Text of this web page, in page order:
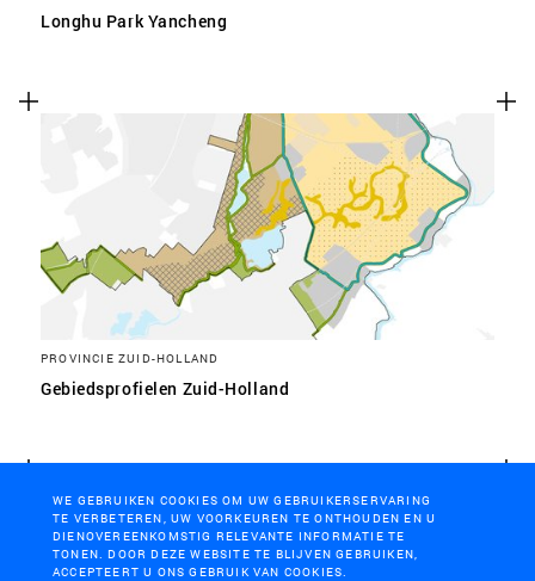
Longhu Park Yancheng
PROVINCIE ZUID-HOLLAND
Gebiedsprofielen Zuid-Holland
WE GEBRUIKEN COOKIES OM UW GEBRUIKERSERVARING
TE VERBETEREN, UW VOORKEUREN TE ONTHOUDEN EN U
DIENOVEREENKOMSTIG RELEVANTE INFORMATIE TE
TONEN. DOOR DEZE WEBSITE TE BLIJVEN GEBRUIKEN,
ACCEPTEERT U ONS GEBRUIK VAN COOKIES.